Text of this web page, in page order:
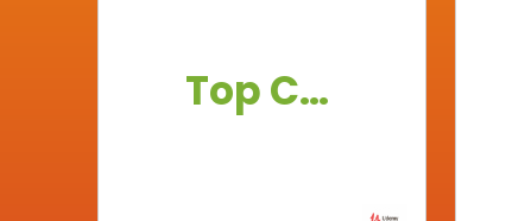
Top Cupón